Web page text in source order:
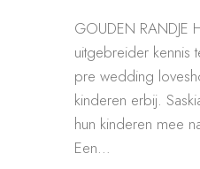
GOUDEN RANDJE
uitgebreider kennis
pre wedding
kinderen erbij.
hun kinderen mee
Een…